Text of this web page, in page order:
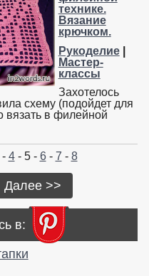
технике.
Вязание
крючком.
Рукоделие|
Мастер-
классы
Захотелось
схему (подойдет для
вязать в филейной
4- 5 - 6- 7 - 8
Далее >>
в: